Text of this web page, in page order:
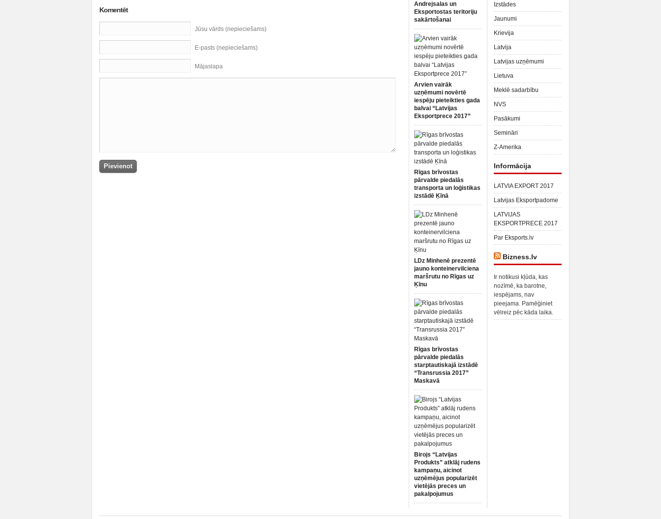
Komentēt
Jūsu vārds (nepieciešams)
E-pasts (nepieciešams)
Mājaslapa
Andrejsalas un
Eksportostas teritoriju
sakārtošanai
Arvien vairāk
uzņēmumi novērtē
iespēju pieteikties gada
balvai “Latvijas
Eksportprece 2017”
Rīgas brīvostas
pārvalde piedalās
transporta un loģistikas
izstādē Ķīnā
LDz Minhenē prezentē
jauno konteinervilciena
maršrutu no Rīgas uz
Ķīnu
Rīgas brīvostas
pārvalde piedalās
starptautiskajā izstādē
“Transrussia 2017”
Maskavā
Birojs “Latvijas
Produkts” atklāj rudens
kampaņu, aicinot
uzņēmējus popularizēt
vietējās preces un
pakalpojumus
Izstādes
Jaunumi
Krievija
Latvija
Latvijas uzņēmumi
Lietuva
Meklē sadarbību
NVS
Pasākumi
Semināri
Z-Amerika
Informācija
LATVIA EXPORT 2017
Latvijas Eksportpadome
LATVIJAS
EKSPORTPRECE 2017
Par Eksports.lv
Bizness.lv
Ir notikusi kļūda, kas
nozīmē, ka barotne,
iespējams, nav
pieejama. Pamēģiniet
vēlreiz pēc kāda laika.